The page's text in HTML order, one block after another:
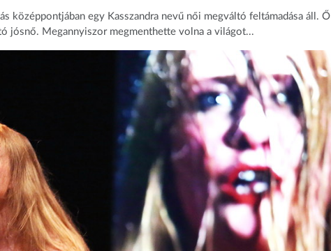
középpontjában egy Kasszandra nevű női megváltó feltámadása áll. Ő
jósnő. Megannyiszor megmenthette volna a világot...